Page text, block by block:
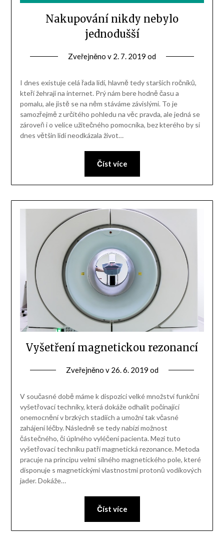
Nakupování nikdy nebylo
jednodušší
Zveřejněno v 2. 7. 2019 od
I dnes existuje celá řada lidí, hlavně tedy starších ročníků,
kteří žehrají na internet. Prý nám bere hodně času a
pomalu, ale jistě se na něm stáváme závislými. To je
samozřejmě z určitého pohledu na věc pravda, ale jedná se
zároveň i o velice užitečného pomocníka, bez kterého by si
dnes většin lidí neodkázala život…
Číst více
Vyšetření magnetickou rezonancí
Zveřejněno v 26. 6. 2019 od
V současné době máme k dispozici velké množství funkční
vyšetřovací techniky, která dokáže odhalit počínající
onemocnění v brzkých stadiích a umožní tak včasné
zahájení léčby. Následně se tedy nabízí možnost
částečného, či úplného vyléčení pacienta. Mezi tuto
vyšetřovací techniku patří magnetická rezonance. Metoda
pracuje na principu velmi silného magnetického pole, které
disponuje s magnetickými vlastnostmi protonů vodíkových
jader. Dokáže…
Číst více